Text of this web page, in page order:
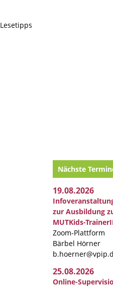
Lesetipps
Nächste
19.08.2026
zur Ausbildung
MUTKids-
Zoom-Plattform
Bärbel Hörner
25.08.2026
Online-